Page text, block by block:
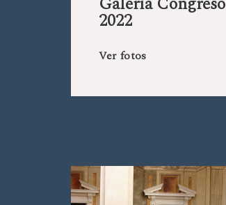
2022
Ver fotos